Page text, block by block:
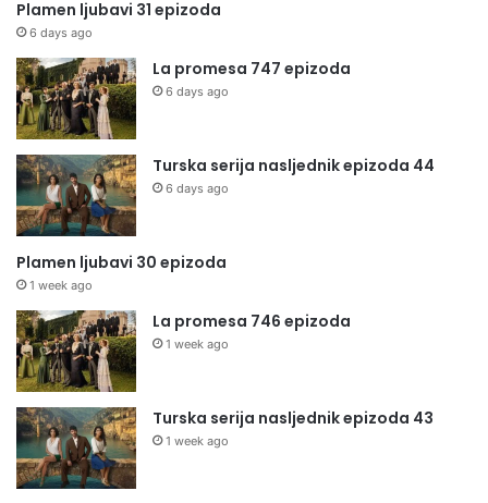
Plamen ljubavi 31 epizoda
6 days ago
La promesa 747 epizoda
6 days ago
Turska serija nasljednik epizoda 44
6 days ago
Plamen ljubavi 30 epizoda
1 week ago
La promesa 746 epizoda
1 week ago
Turska serija nasljednik epizoda 43
1 week ago